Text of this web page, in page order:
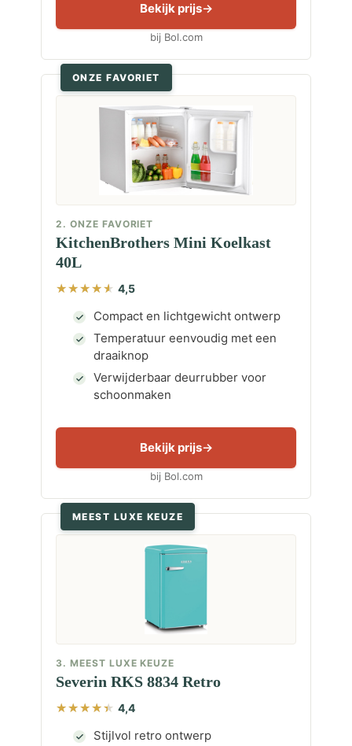
Bekijk prijs
bij Bol.com
ONZE FAVORIET
2. ONZE FAVORIET
KitchenBrothers Mini Koelkast
40L
4,5
Compact en lichtgewicht ontwerp
Temperatuur eenvoudig met een
draaiknop
Verwijderbaar deurrubber voor
schoonmaken
Bekijk prijs
bij Bol.com
MEEST LUXE KEUZE
3. MEEST LUXE KEUZE
Severin RKS 8834 Retro
4,4
Stijlvol retro ontwerp